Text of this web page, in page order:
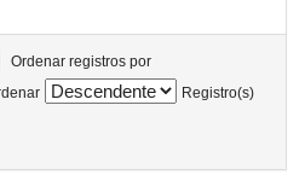
Ordenar registros por
Registro(s)